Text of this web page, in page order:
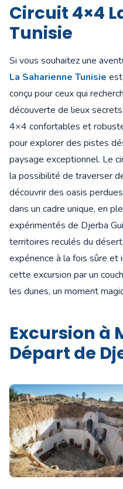
Circuit 4×4
Tunisie
Si vous souhaitez une
La Saharienne Tunisie
conçu pour ceux qui
découverte de lieux
4×4 confortables et
pour explorer des pistes
paysage exceptionnel. Le
la possibilité de traverser
découvrir des oasis
dans un cadre unique, en
expérimentés de Djerba
territoires reculés du
expérience à la fois sûre et
cette excursion par un
les dunes, un moment
Excursion à
Départ de